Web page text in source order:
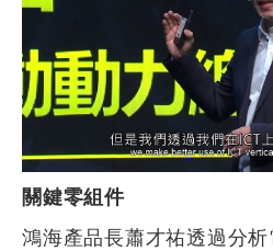
關鍵零組件
鴻海產品長蕭才祐透過分